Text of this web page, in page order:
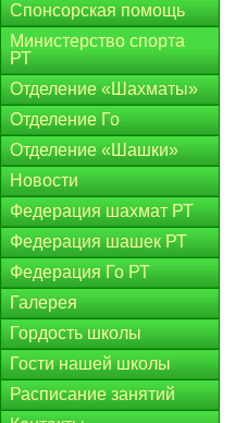
Спонсорская помощь
Министерство спорта
РТ
Отделение «Шахматы»
Отделение Го
Отделение «Шашки»
Новости
Федерация шахмат РТ
Федерация шашек РТ
Федерация Го РТ
Галерея
Гордость школы
Гости нашей школы
Расписание занятий